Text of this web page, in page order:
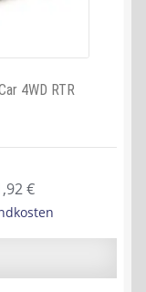
4WD RTR
€Aktueller
Preis
ist: